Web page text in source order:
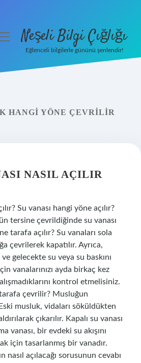
Neşeli Bilgi Çığlığı
Eğlenceli bilgilerle gününü şenlendir!
HANGI YÖNE ÇEVRILIR
NASIL AÇILIR
Su vanası hangi yöne açılır?
tersine çevrildiğinde su vanası
tarafa açılır? Su vanaları sola
çevrilerek kapatılır. Ayrıca,
gelecekte su veya su baskını
vanalarınızı ayda birkaç kez
kontrol etmelisiniz.
çevrilir? Musluğun
Eski musluk, vidaları söküldükten
çıkarılır. Kapalı su vanası
vanası, bir evdeki su akışını
için tasarlanmış bir vanadır.
nasıl açılacağı sorusunun cevabı